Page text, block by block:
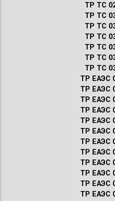
ТР ТС
ТР ТС
ТР ТС
ТР ТС
ТР ТС
ТР ТС
ТР ТС
ТР ЕАЭС
ТР ЕАЭС
ТР ЕАЭС
ТР ЕАЭС
ТР ЕАЭС
ТР ЕАЭС
ТР ЕАЭС
ТР ЕАЭС
ТР ЕАЭС
ТР ЕАЭС
ТР ЕАЭС
ТР ЕАЭС